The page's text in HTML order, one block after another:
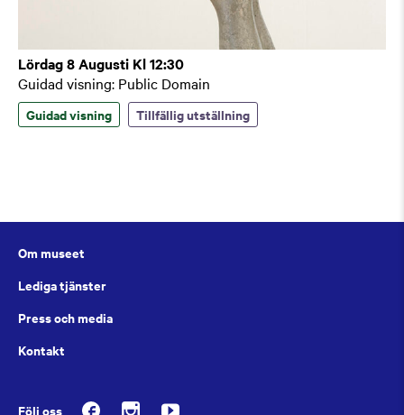
Lördag 8 Augusti Kl 12:30
Guidad visning: Public Domain
Guidad visning Tillfällig utställning
Om museet
Lediga tjänster
Press och media
Kontakt
Följ oss